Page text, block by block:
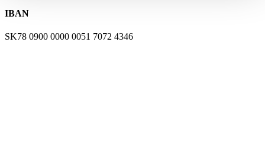
IBAN
SK78 0900 0000 0051 7072 4346